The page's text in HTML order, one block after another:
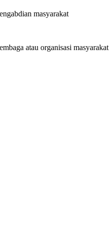
masyarakat
atau organisasi masyarakat